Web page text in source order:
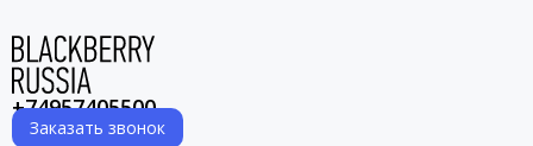
+74957405500
Заказать звонок